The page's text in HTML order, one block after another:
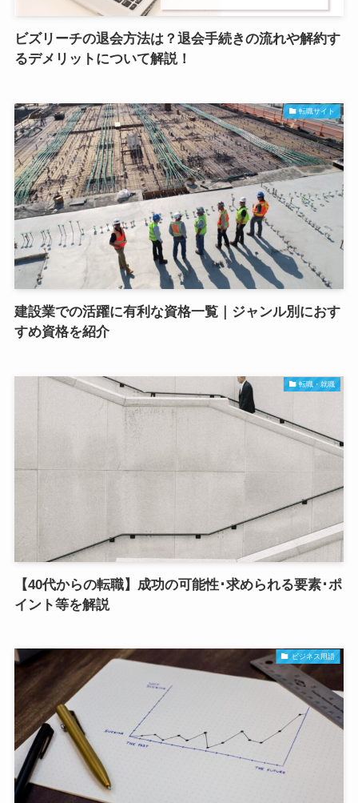
ビズリーチの退会方法は？退会手続きの流れや解約す
るデメリットについて解説！
転職サイト
建設業での活躍に有利な資格一覧｜ジャンル別におす
すめ資格を紹介
転職・就職
【40代からの転職】成功の可能性･求められる要素･ポ
イント等を解説
ビジネス用語